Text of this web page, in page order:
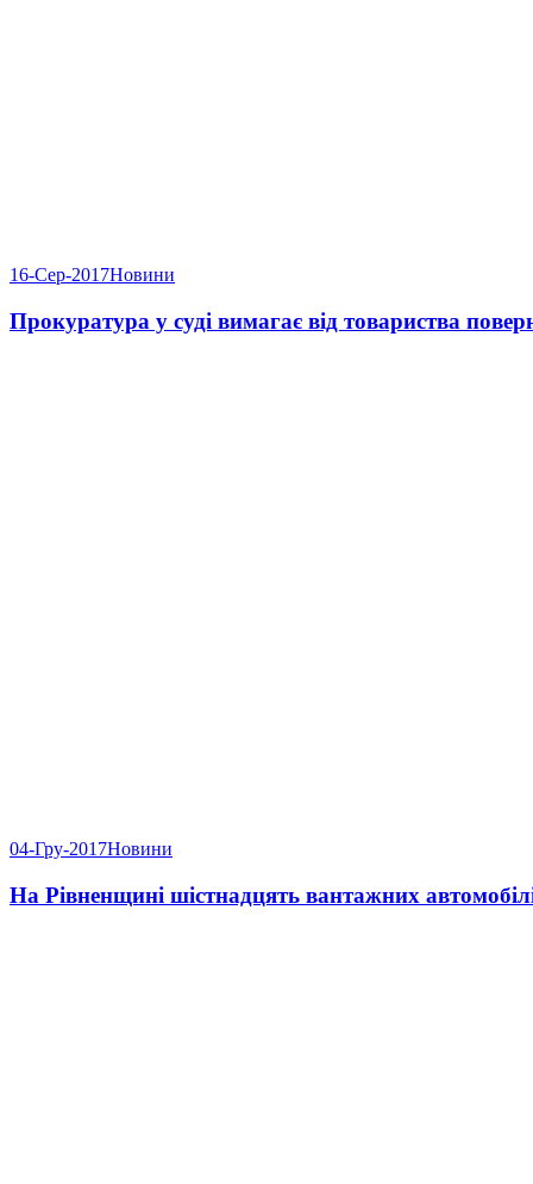
16-Сер-2017Новини
Прокуратура у суді вимагає від товариства
04-Гру-2017Новини
На Рівненщині шістнадцять вантажних